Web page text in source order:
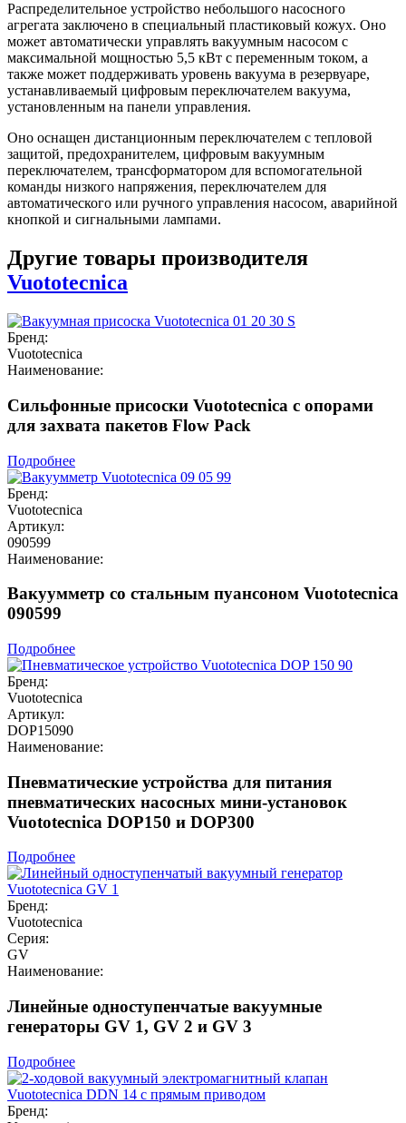
Распределительное устройство небольшого насосного
агрегата заключено в специальный пластиковый кожух. Оно
может автоматически управлять вакуумным насосом с
максимальной мощностью 5,5 кВт с переменным током, а
также может поддерживать уровень вакуума в резервуаре,
устанавливаемый цифровым переключателем вакуума,
установленным на панели управления.
Оно оснащен дистанционным переключателем с тепловой
защитой, предохранителем, цифровым вакуумным
переключателем, трансформатором для вспомогательной
команды низкого напряжения, переключателем для
автоматического или ручного управления насосом, аварийной
кнопкой и сигнальными лампами.
Другие товары производителя
Vuototecnica
Бренд:
Vuototecnica
Наименование:
Сильфонные присоски Vuototecnica с опорами
для захвата пакетов Flow Pack
Подробнее
Бренд:
Vuototecnica
Артикул:
090599
Наименование:
Вакуумметр со стальным пуансоном Vuototecnica
090599
Подробнее
Бренд:
Vuototecnica
Артикул:
DOP15090
Наименование:
Пневматические устройства для питания
пневматических насосных мини-установок
Vuototecnica DOP150 и DOP300
Подробнее
Бренд:
Vuototecnica
Серия:
GV
Наименование:
Линейные одноступенчатые вакуумные
генераторы GV 1, GV 2 и GV 3
Подробнее
Бренд: